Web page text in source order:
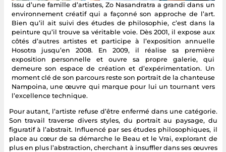
Issu d’une famille d’artistes, Zo Nasandratra a grandi dans un
environnement créatif qui a façonné son approche de l’art.
Bien qu’il ait suivi des études de philosophie, c’est dans la
peinture qu’il trouve sa véritable voie. Dès 2001, il expose aux
côtés d’autres artistes et participe à l’exposition annuelle
Hosotra jusqu’en 2008. En 2009, il réalise sa première
exposition personnelle et ouvre sa propre galerie, qui
demeure son espace de création et d’expérimentation. Un
moment clé de son parcours reste son portrait de la chanteuse
Nampoina, une œuvre qui marque pour lui un tournant vers
l’excellence technique.
Pour autant, l’artiste refuse d’être enfermé dans une catégorie.
Son travail traverse divers styles, du portrait au paysage, du
figuratif à l’abstrait. Influencé par ses études philosophiques, il
place au cœur de sa démarche le Beau et le Vrai, explorant de
plus en plus l’abstraction, cherchant à insuffler dans ses œuvres